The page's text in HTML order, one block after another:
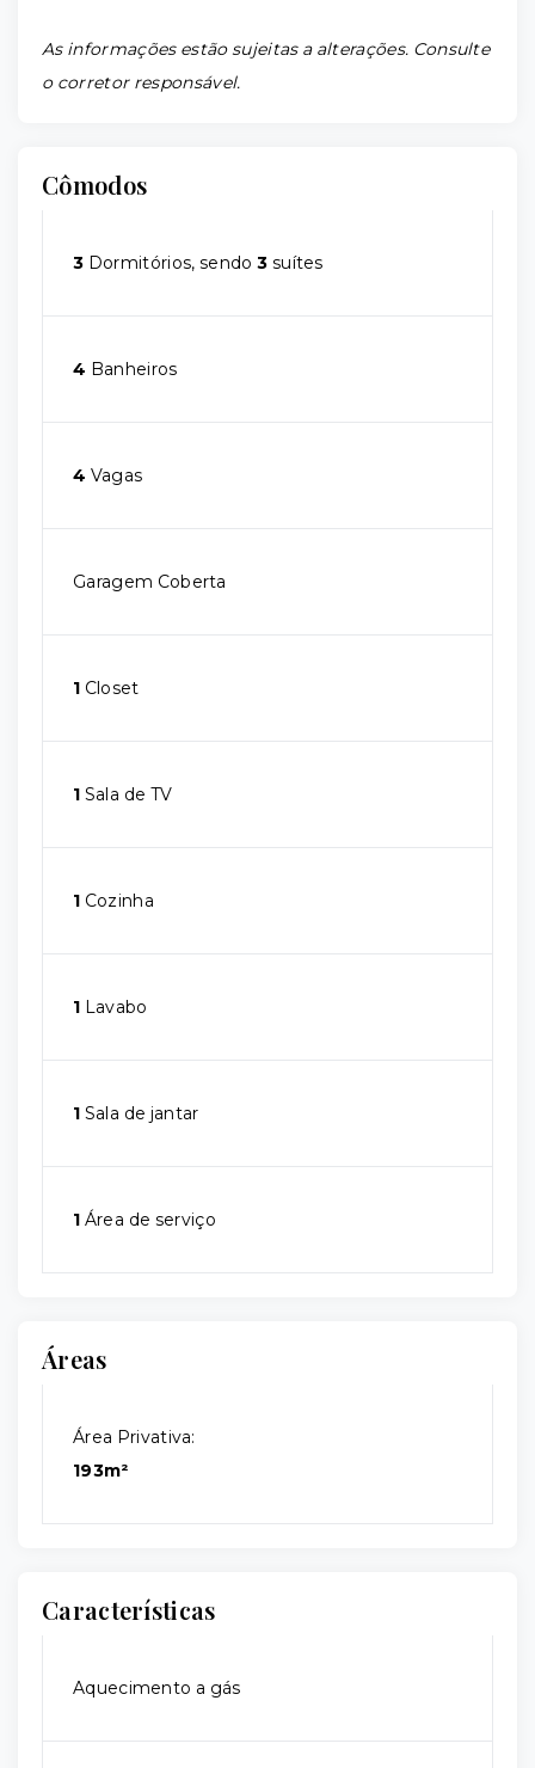
As informações estão sujeitas a alterações. Consulte
o corretor responsável.
Cômodos
3 Dormitórios, sendo3 suítes
4 Banheiros
4 Vagas
Garagem Coberta
1 Closet
1 Sala de TV
1 Cozinha
1 Lavabo
1 Sala de jantar
1 Área de serviço
Áreas
Área Privativa:
193m²
Características
Aquecimento a gás